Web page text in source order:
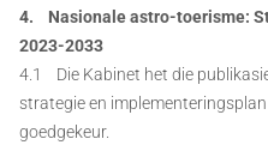
4. Nasionale astro-toerisme:
2023-2033
4.1 Die Kabinet het die
strategie en
goedgekeur.